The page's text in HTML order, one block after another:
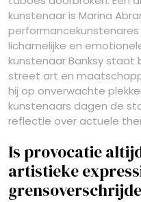
kunstenaar is Marina
lichamelijke en
kunstenaar Banksy staat
street art en
hij op onverwachte
kunstenaars dagen de
reflectie over actuele
Is provocatie
artistieke